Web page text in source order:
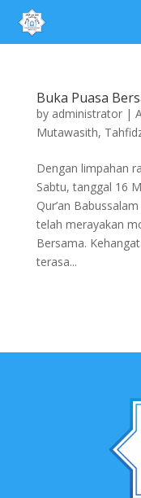
Buka Puasa
by administrator|
Mutawasith,
Dengan limpahan
Sabtu, tanggal 16
Qur’an
telah merayakan
Bersama.
terasa...